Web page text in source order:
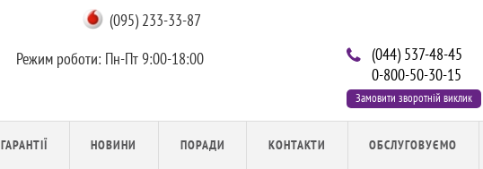
(044) 537-48-45
0-800-50-30-15
Замовити зворотній виклик
(095) 233-33-87
Режим роботи: Пн-Пт 9:00-18:00
ГАРАНТІЇ НОВИНИ ПОРАДИ КОНТАКТИ ОБСЛУГОВУЄМО